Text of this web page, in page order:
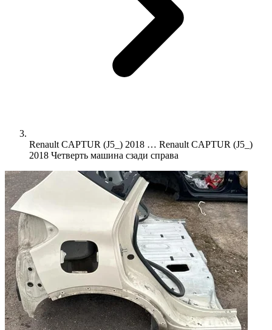
Renault CAPTUR (J5_) 2018 … Renault CAPTUR (J5_)
2018 Четверть машина сзади справа